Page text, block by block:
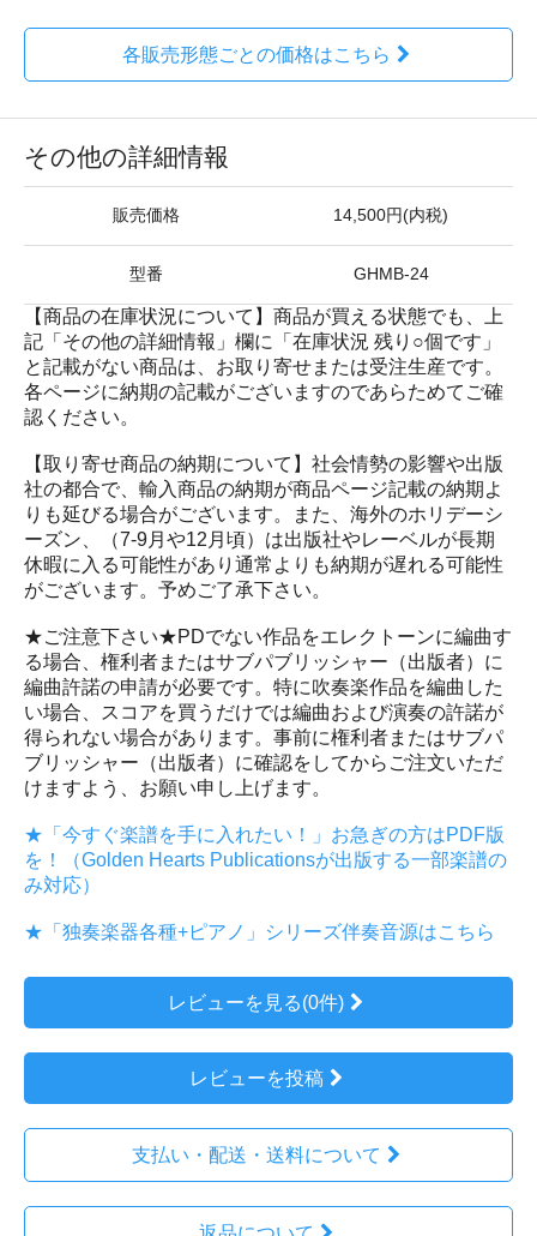
各販売形態ごとの価格はこちら
その他の詳細情報
販売価格 14,500円(内税)
型番 GHMB-24
【商品の在庫状況について】商品が買える状態でも、上
記「その他の詳細情報」欄に「在庫状況 残り○個です」
と記載がない商品は、お取り寄せまたは受注生産です。
各ページに納期の記載がございますのであらためてご確
認ください。
【取り寄せ商品の納期について】社会情勢の影響や出版
社の都合で、輸入商品の納期が商品ページ記載の納期よ
りも延びる場合がございます。また、海外のホリデーシ
ーズン、（7-9月や12月頃）は出版社やレーベルが長期
休暇に入る可能性があり通常よりも納期が遅れる可能性
がございます。予めご了承下さい。
★ご注意下さい★PDでない作品をエレクトーンに編曲す
る場合、権利者またはサブパブリッシャー（出版者）に
編曲許諾の申請が必要です。特に吹奏楽作品を編曲した
い場合、スコアを買うだけでは編曲および演奏の許諾が
得られない場合があります。事前に権利者またはサブパ
ブリッシャー（出版者）に確認をしてからご注文いただ
けますよう、お願い申し上げます。
★「今すぐ楽譜を手に入れたい！」お急ぎの方はPDF版
を！（Golden Hearts Publicationsが出版する一部楽譜の
み対応）
★「独奏楽器各種+ピアノ」シリーズ伴奏音源はこちら
レビューを見る(0件)
レビューを投稿
支払い・配送・送料について